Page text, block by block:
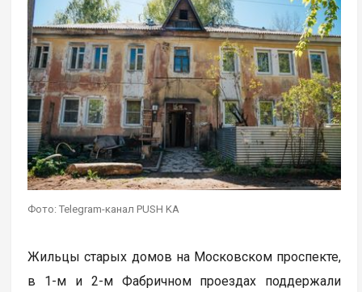
Фото: Telegram-канал PUSH KA
Жильцы старых домов на Московском проспекте,
в 1-м и 2-м Фабричном проездах поддержали